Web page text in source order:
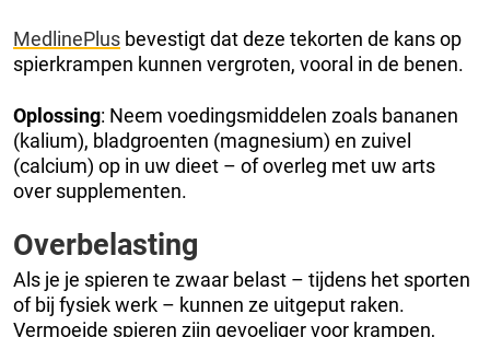
MedlinePlus bevestigt dat deze tekorten de kans op
spierkrampen kunnen vergroten, vooral in de benen.
Oplossing: Neem voedingsmiddelen zoals bananen
(kalium), bladgroenten (magnesium) en zuivel
(calcium) op in uw dieet – of overleg met uw arts
over supplementen.
Overbelasting
Als je je spieren te zwaar belast – tijdens het sporten
of bij fysiek werk – kunnen ze uitgeput raken.
Vermoeide spieren zijn gevoeliger voor krampen,